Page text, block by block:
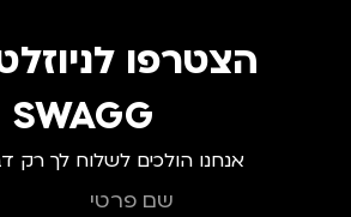
הצטרפו
SWAGG
אנחנו הולכים לשלוח לך רק